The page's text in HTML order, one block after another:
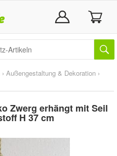
› Außengestaltung & Dekoration ›
Zwerg erhängt mit Seil
H 37 cm